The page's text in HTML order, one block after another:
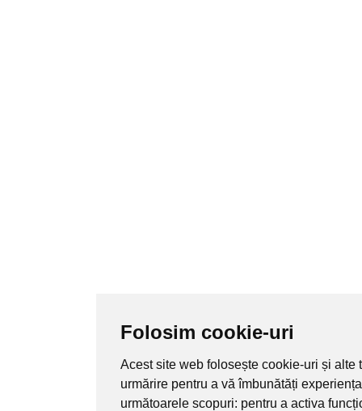
Folosim cookie-uri
Acest site web folosește cookie-uri și alte
urmărire pentru a vă îmbunătăți
următoarele scopuri: pentru a activa